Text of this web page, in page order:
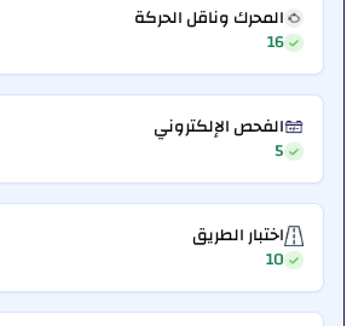
المحرك وناقل الحركة
16
الفحص الإلكتروني
5
اختبار الطريق
10